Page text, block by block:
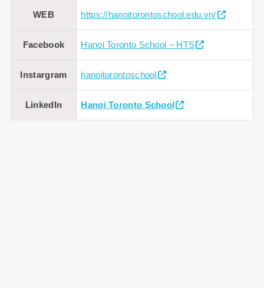
WEB https://hanoitorontoschool.edu.vn/
Facebook Hanoi Toronto School – HTS
Instargram hanoitorontoschool
LinkedIn Hanoi Toronto School